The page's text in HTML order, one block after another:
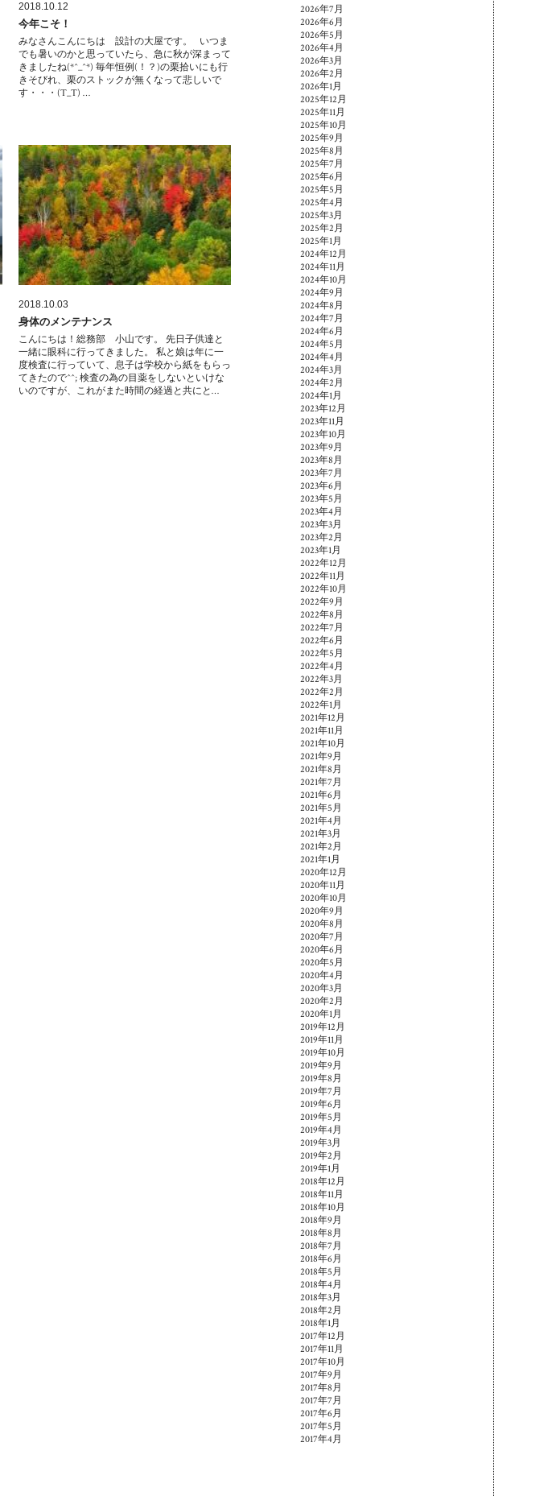
2018.10.12
今年こそ！
みなさんこんにちは 設計の大屋です。 いつま
でも暑いのかと思っていたら、急に秋が深まって
きましたね(*^_^*) 毎年恒例(！？)の栗拾いにも行
きそびれ、栗のストックが無くなって悲しいで
す・・・(T_T) …
2018.10.03
身体のメンテナンス
こんにちは！総務部 小山です。 先日子供達と
一緒に眼科に行ってきました。 私と娘は年に一
度検査に行っていて、息子は学校から紙をもらっ
てきたので^^; 検査の為の目薬をしないといけな
いのですが、これがまた時間の経過と共にと…
2026年7月
2026年6月
2026年5月
2026年4月
2026年3月
2026年2月
2026年1月
2025年12月
2025年11月
2025年10月
2025年9月
2025年8月
2025年7月
2025年6月
2025年5月
2025年4月
2025年3月
2025年2月
2025年1月
2024年12月
2024年11月
2024年10月
2024年9月
2024年8月
2024年7月
2024年6月
2024年5月
2024年4月
2024年3月
2024年2月
2024年1月
2023年12月
2023年11月
2023年10月
2023年9月
2023年8月
2023年7月
2023年6月
2023年5月
2023年4月
2023年3月
2023年2月
2023年1月
2022年12月
2022年11月
2022年10月
2022年9月
2022年8月
2022年7月
2022年6月
2022年5月
2022年4月
2022年3月
2022年2月
2022年1月
2021年12月
2021年11月
2021年10月
2021年9月
2021年8月
2021年7月
2021年6月
2021年5月
2021年4月
2021年3月
2021年2月
2021年1月
2020年12月
2020年11月
2020年10月
2020年9月
2020年8月
2020年7月
2020年6月
2020年5月
2020年4月
2020年3月
2020年2月
2020年1月
2019年12月
2019年11月
2019年10月
2019年9月
2019年8月
2019年7月
2019年6月
2019年5月
2019年4月
2019年3月
2019年2月
2019年1月
2018年12月
2018年11月
2018年10月
2018年9月
2018年8月
2018年7月
2018年6月
2018年5月
2018年4月
2018年3月
2018年2月
2018年1月
2017年12月
2017年11月
2017年10月
2017年9月
2017年8月
2017年7月
2017年6月
2017年5月
2017年4月